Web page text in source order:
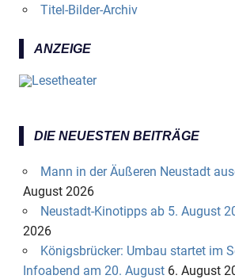
Titel-Bilder-Archiv
ANZEIGE
DIE NEUESTEN BEITRÄGE
Mann in der Äußeren Neustadt
August 2026
Neustadt-Kinotipps ab 5. August
2026
Königsbrücker: Umbau startet im
Infoabend am 20. August 6. August